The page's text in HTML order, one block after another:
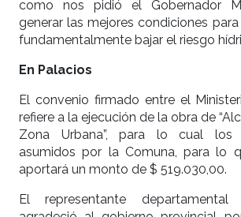
como nos pidió el Gobernador
generar las mejores condiciones
fundamentalmente bajar el riesgo
En Palacios
El convenio firmado entre el
refiere a la ejecución de la obra de
Zona Urbana”, para lo cual los
asumidos por la Comuna, para lo
aportará un monto de $ 519.030,00.
El representante departamental